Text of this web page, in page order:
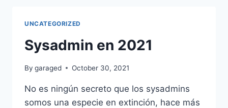
NO
TENIDO
UNCATEGORIZED
Sysadmin en 2021
By garaged October 30, 2021
No es ningún secreto que los sysadmins
somos una especie en extinción, hace más